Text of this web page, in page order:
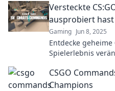
Versteckte
ausprobiert hast
Gaming Jun 8, 2025
Entdecke geheime
Spielerlebnis
CSGO
Champions